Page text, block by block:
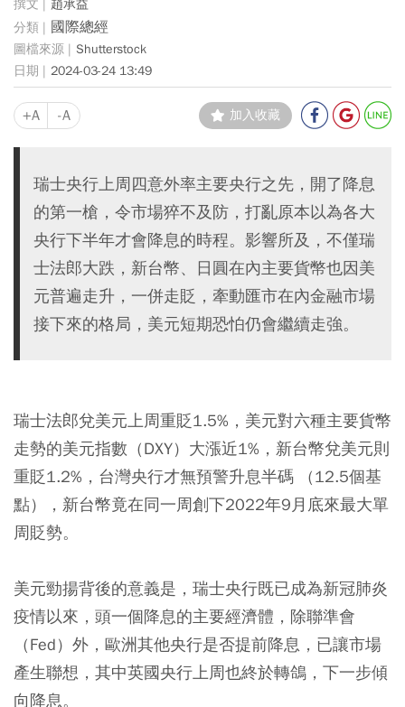
趙承益
國際總經
Shutterstock
2024-03-24 13:49
+A -A 加入收藏
瑞士央行上周四意外率主要央行之先，開了降息
的第一槍，令市場猝不及防，打亂原本以為各大
央行下半年才會降息的時程。影響所及，不僅瑞
士法郎大跌，新台幣、日圓在內主要貨幣也因美
元普遍走升，一併走貶，牽動匯市在內金融市場
接下來的格局，美元短期恐怕仍會繼續走強。
瑞士法郎兌美元上周重貶1.5%，美元對六種主要貨幣
走勢的美元指數（DXY）大漲近1%，新台幣兌美元則
重貶1.2%，台灣央行才無預警升息半碼 （12.5個基
點），新台幣竟在同一周創下2022年9月底來最大單
周貶勢。
美元勁揚背後的意義是，瑞士央行既已成為新冠肺炎
疫情以來，頭一個降息的主要經濟體，除聯準會
（Fed）外，歐洲其他央行是否提前降息，已讓市場
產生聯想，其中英國央行上周也終於轉鴿，下一步傾
向降息。